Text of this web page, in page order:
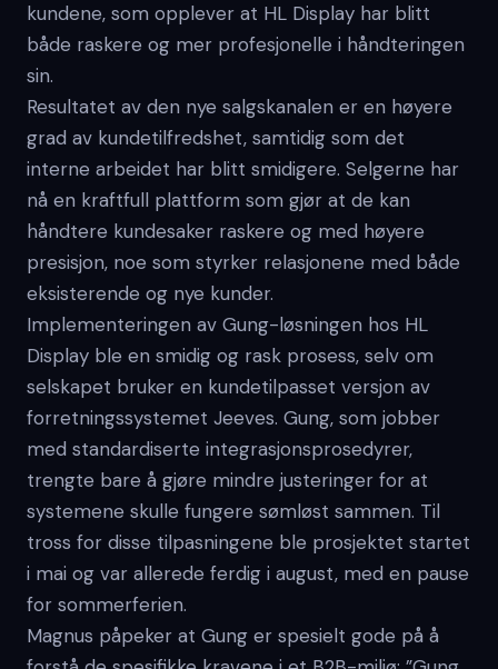
kundene, som opplever at HL Display har blitt
både raskere og mer profesjonelle i håndteringen
sin.
Resultatet av den nye salgskanalen er en høyere
grad av kundetilfredshet, samtidig som det
interne arbeidet har blitt smidigere. Selgerne har
nå en kraftfull plattform som gjør at de kan
håndtere kundesaker raskere og med høyere
presisjon, noe som styrker relasjonene med både
eksisterende og nye kunder.
Implementeringen av Gung-løsningen hos HL
Display ble en smidig og rask prosess, selv om
selskapet bruker en kundetilpasset versjon av
forretningssystemet Jeeves. Gung, som jobber
med standardiserte integrasjonsprosedyrer,
trengte bare å gjøre mindre justeringer for at
systemene skulle fungere sømløst sammen. Til
tross for disse tilpasningene ble prosjektet startet
i mai og var allerede ferdig i august, med en pause
for sommerferien.
Magnus påpeker at Gung er spesielt gode på å